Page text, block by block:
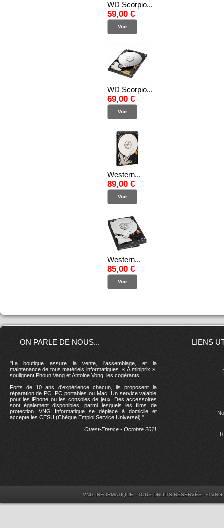
WD Scorpio...
59,00 €
Voir
WD Scorpio...
69,00 €
Voir
Western...
89,00 €
Voir
Western...
85,00 €
Voir
ON PARLE DE NOUS...
"La boutique assure la vente, l'assemblage, et la
maintenance de tous matériels informatiques. « À miniprix »,
soulignent Phoun Vang et Antoine Vong, les cogérants.
Forts de 10 ans d'expérience chacun, ils proposent la
réparation de PC, PC portables ou Mac. Un service valable
pour les iPhone ou les consoles de jeux. Des accessoires
sont également disponibles, parmi lesquels les films de
protection. VNG Informatique se déplace à domicile et
accepte les CESU (Chèque Emploi Service Universel)."
Ouest-France - Octobre 2011
LIENS
VNG INFORMATIQUE - TOUS DROITS RÉSERVÉS - ©